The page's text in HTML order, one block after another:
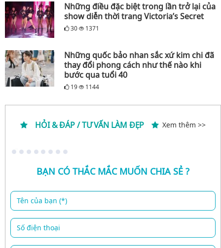
Những điều đặc biệt trong lần trở lại của
show diễn thời trang Victoria’s Secret
30 1371
Những quốc bảo nhan sắc xứ kim chi đã
thay đổi phong cách như thế nào khi
bước qua tuổi 40
19 1144
HỎI & ĐÁP / TƯ VẤN LÀM ĐẸP Xem thêm >>
BẠN CÓ THẮC MẮC MUỐN CHIA SẺ ?